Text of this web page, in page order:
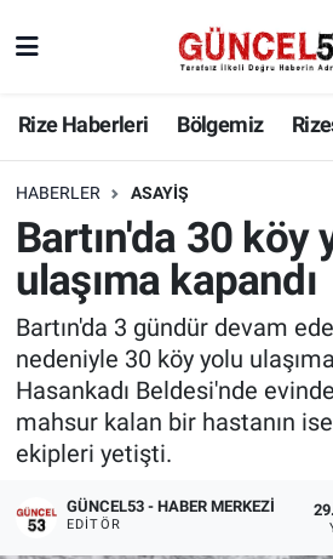
Rize Haberleri Bölgemiz
HABERLER ASAYIŞ
Bartın'da 30 köy
ulaşıma kapandı
Bartın'da 3 gündür devam
nedeniyle 30 köy yolu
Hasankadı Beldesi'nde
mahsur kalan bir hastanın ise
ekipleri yetişti.
GÜNCEL53 - HABER MERKEZI
EDITÖR